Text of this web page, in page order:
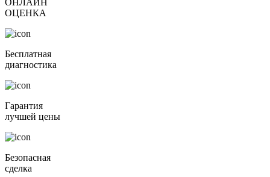
ОЦЕНКА
Бесплатная
диагностика
Гарантия
лучшей цены
Безопасная
сделка